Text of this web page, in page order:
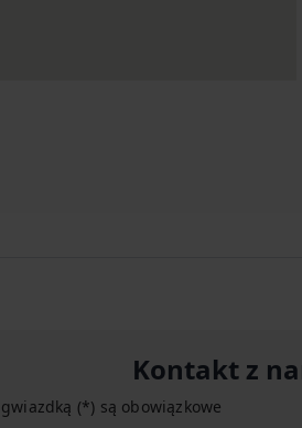
Kontakt z
(*) są obowiązkowe